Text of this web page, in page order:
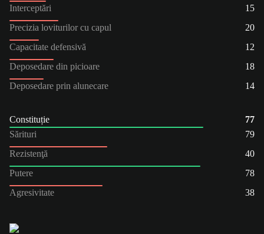
Interceptări
15
Precizia loviturilor cu capul
20
Capacitate defensivă
12
Deposedare din picioare
18
Deposedare prin alunecare
14
Constituție
77
Sărituri
79
Rezistenţă
40
Putere
78
Agresivitate
38